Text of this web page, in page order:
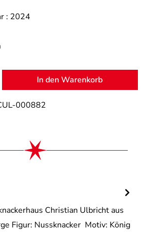
: 2024
Gib den gewünschten
In den Warenkorb
000882
Christian Ulbricht aus
Figur: Nussknacker Motiv: König